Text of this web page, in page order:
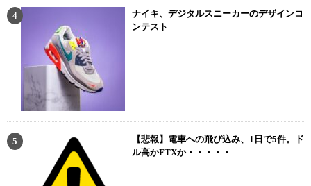
ナイキ、デジタルスニーカーのデザインコ
ンテスト
【悲報】電車への飛び込み、1日で5件。ド
ル高かFTXか・・・・・